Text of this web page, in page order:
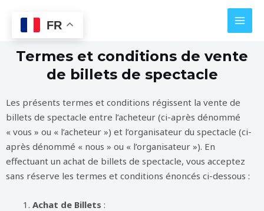
contenu
Termes et conditions de vente
de billets de spectacle
Les présents termes et conditions régissent la vente de
billets de spectacle entre l’acheteur (ci-après dénommé
« vous » ou « l’acheteur ») et l’organisateur du spectacle (ci-
après dénommé « nous » ou « l’organisateur »). En
effectuant un achat de billets de spectacle, vous acceptez
sans réserve les termes et conditions énoncés ci-dessous :
Achat de Billets :
FR